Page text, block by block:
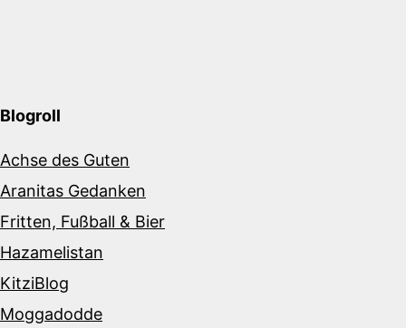
Blogroll
Achse des Guten
Aranitas Gedanken
Fritten, Fußball & Bier
Hazamelistan
KitziBlog
Moggadodde